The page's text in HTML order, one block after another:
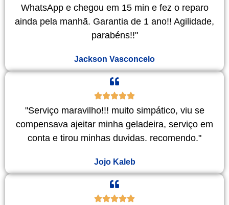
WhatsApp e chegou em 15 min e fez o reparo
ainda pela manhã. Garantia de 1 ano!! Agilidade,
parabéns!!"
Jackson Vasconcelo
"Serviço maravilho!!! muito simpático, viu se
compensava ajeitar minha geladeira, serviço em
conta e tirou minhas duvidas. recomendo."
Jojo Kaleb